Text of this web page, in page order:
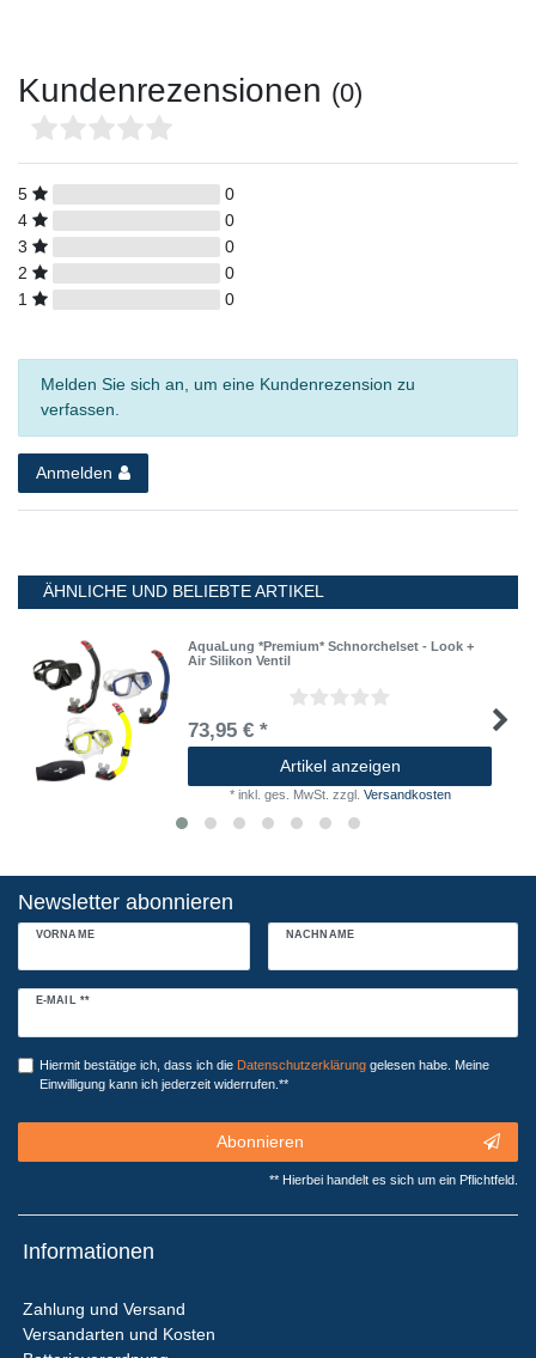
Kundenrezensionen (0)
5
0
4
0
3
0
2
0
1
0
Melden Sie sich an, um eine Kundenrezension zu
verfassen.
Anmelden
ÄHNLICHE UND BELIEBTE ARTIKEL
AquaLung *Premium* Schnorchelset - Look +
Air Silikon Ventil
73,95 € *
Artikel anzeigen
* inkl. ges. MwSt. zzgl. Versandkosten
Newsletter abonnieren
VORNAME NACHNAME
E-MAIL **
Newsletter
Hiermit bestätige ich, dass ich die Daten­schutz­erklärunggelesen habe. Meine
Einwilligung kann ich jederzeit widerrufen.**
Abonnieren
** Hierbei handelt es sich um ein Pflichtfeld.
Informationen
Zahlung und Versand
Versandarten und Kosten